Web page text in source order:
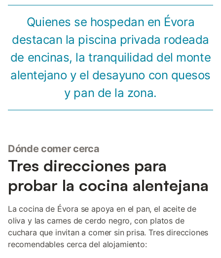
Quienes se hospedan en Évora
destacan la piscina privada rodeada
de encinas, la tranquilidad del monte
alentejano y el desayuno con quesos
y pan de la zona.
Dónde comer cerca
Tres direcciones para
probar la cocina alentejana
La cocina de Évora se apoya en el pan, el aceite de
oliva y las carnes de cerdo negro, con platos de
cuchara que invitan a comer sin prisa. Tres direcciones
recomendables cerca del alojamiento: